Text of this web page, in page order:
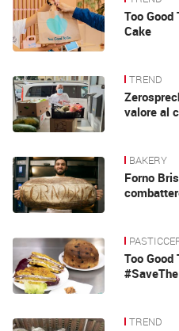
Too Good
Cake
TREND
valore al
BAKERY
Forno
Too Good
TREND